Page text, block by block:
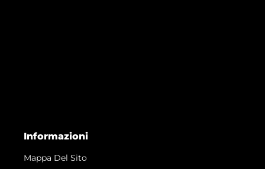
Informazioni
Mappa Del Sito